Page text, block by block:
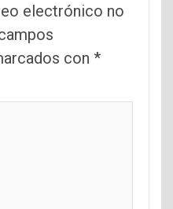
electrónico no
con *